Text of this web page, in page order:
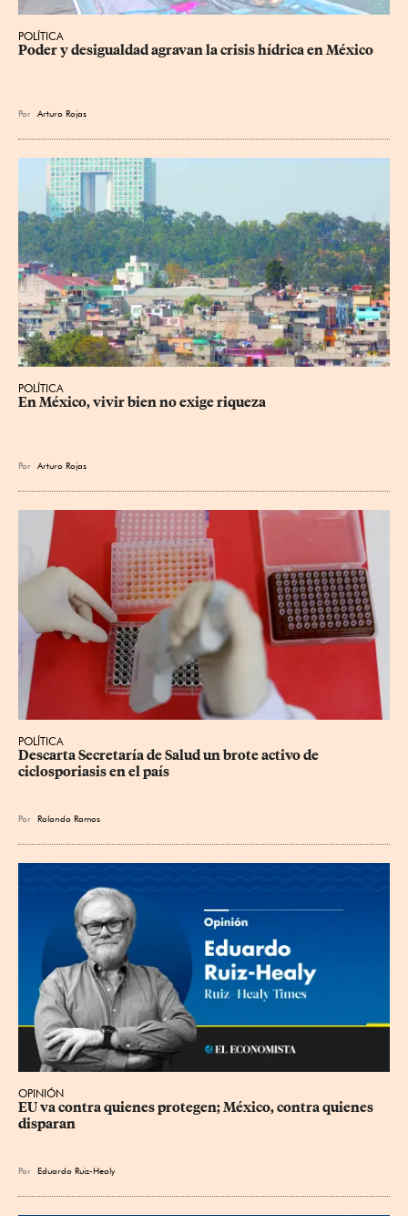
POLÍTICA
Poder y desigualdad agravan la crisis hídrica en México
Por Arturo Rojas
POLÍTICA
En México, vivir bien no exige riqueza
Por Arturo Rojas
POLÍTICA
Descarta Secretaría de Salud un brote activo de
ciclosporiasis en el país
Por Rolando Ramos
OPINIÓN
EU va contra quienes protegen; México, contra quienes
disparan
Por Eduardo Ruiz-Healy